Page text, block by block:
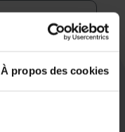
À propos des cookies